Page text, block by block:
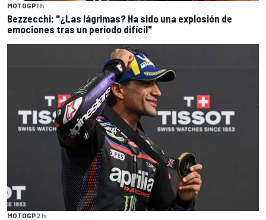
MOTOGP1 h
Bezzecchi: "¿Las lágrimas? Ha sido una explosión de
emociones tras un periodo difícil"
MOTOGP2 h